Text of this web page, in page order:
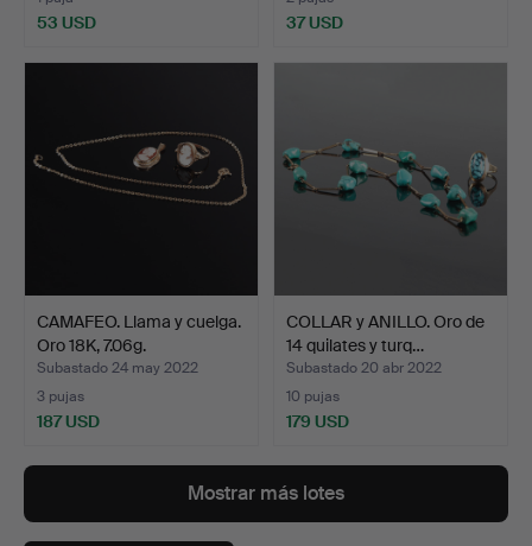
53 USD 37 USD
CAMAFEO. Llama y cuelga.
Oro 18K, 7.06g.
Subastado 24 may 2022
3 pujas
187 USD
COLLAR y ANILLO. Oro de
14 quilates y turq…
Subastado 20 abr 2022
10 pujas
179 USD
Mostrar más lotes